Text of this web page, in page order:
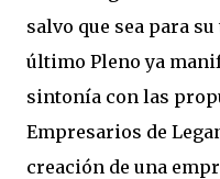
salvo que sea para
último Pleno ya
sintonía con las
Empresarios de
creación de una